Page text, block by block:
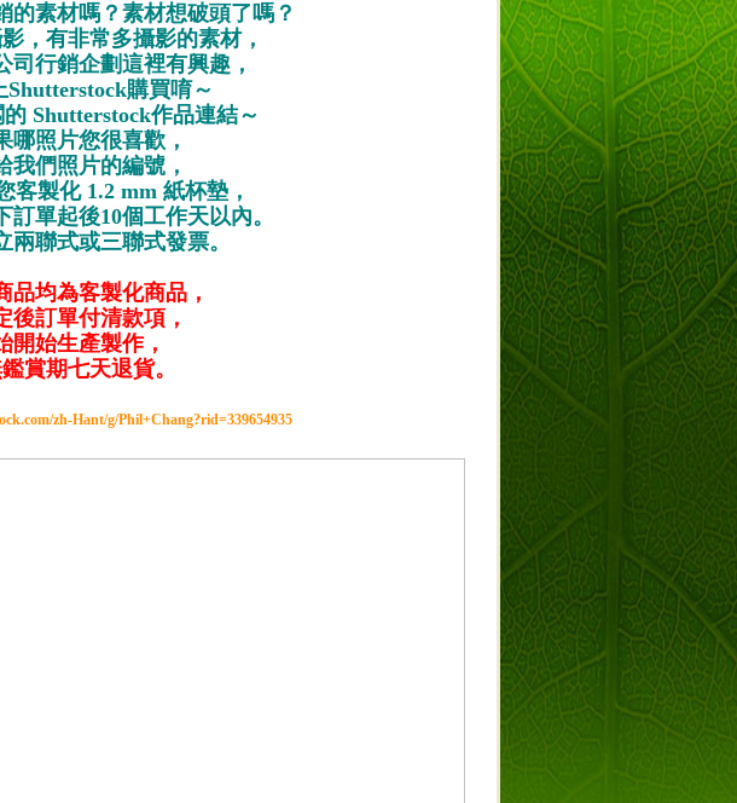
的素材嗎？素材想破頭了嗎？
，有非常多攝影的素材，
司行銷企劃這裡有興趣，
Shutterstock購買唷～
Shutterstock作品連結～
哪照片您很喜歡，
我們照片的編號，
客製化 1.2 mm 紙杯墊，
訂單起後10個工作天以內。
兩聯式或三聯式發票。
品均為客製化商品，
後訂單付清款項，
開始生產製作，
賞期七天退貨。
zh-Hant/g/Phil+Chang?rid=339654935